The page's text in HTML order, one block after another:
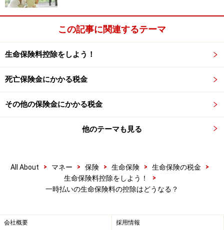
契約した時期によって控除額が変わる（クリックで拡大）。
個人年金保険に一時払いで加入した場合は
注意
一時払いで契約した生命保険の保険料も、払った年に限
りますが、全額が「一般の生命保険料控除」または「介
護医療保険料控除」の対象になります。
保険料控除」の対象となり、「個人年金保険料控除」の
対象にはなりません。個人年金保険料控除が適用される
険料の払い込み」があるためです。
この記事に関連するテーマ
生命保険料控除をしよう！
死亡保険金にかかる税金
その他の保険金にかかる税金
他のテーマも見る
All About > マネー > 保険 > 生命保険 > 生命保険の税金
>
生命保険料控除をしよう！
>
一時払いの生命保険料の控除はどうなる？
会社概要 採用情報